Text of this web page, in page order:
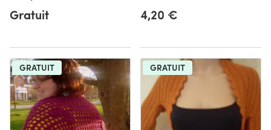
Gratuit 4,20 €
GRATUIT GRATUIT